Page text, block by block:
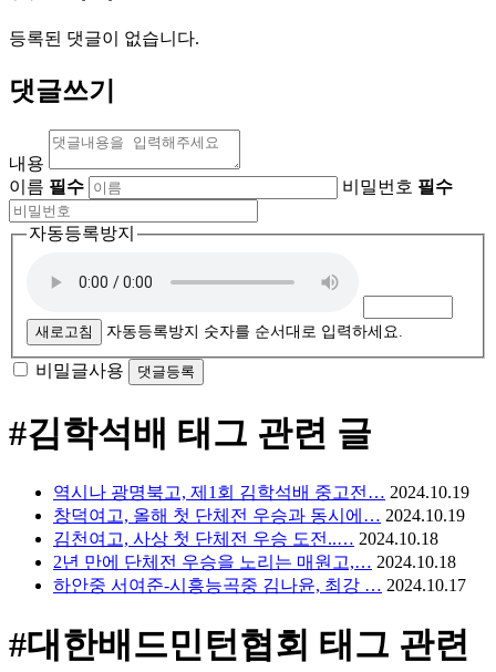
등록된 댓글이 없습니다.
댓글쓰기
내용
이름 필수 비밀번호 필수
자동등록방지
새로고침 자동등록방지 숫자를 순서대로 입력하세요.
비밀글사용
#김학석배 태그 관련 글
역시나 광명북고, 제1회 김학석배 중고전… 2024.10.19
창덕여고, 올해 첫 단체전 우승과 동시에… 2024.10.19
김천여고, 사상 첫 단체전 우승 도전..… 2024.10.18
2년 만에 단체전 우승을 노리는 매원고,… 2024.10.18
하안중 서여준-시흥능곡중 김나윤, 최강 … 2024.10.17
#대한배드민턴협회 태그 관련